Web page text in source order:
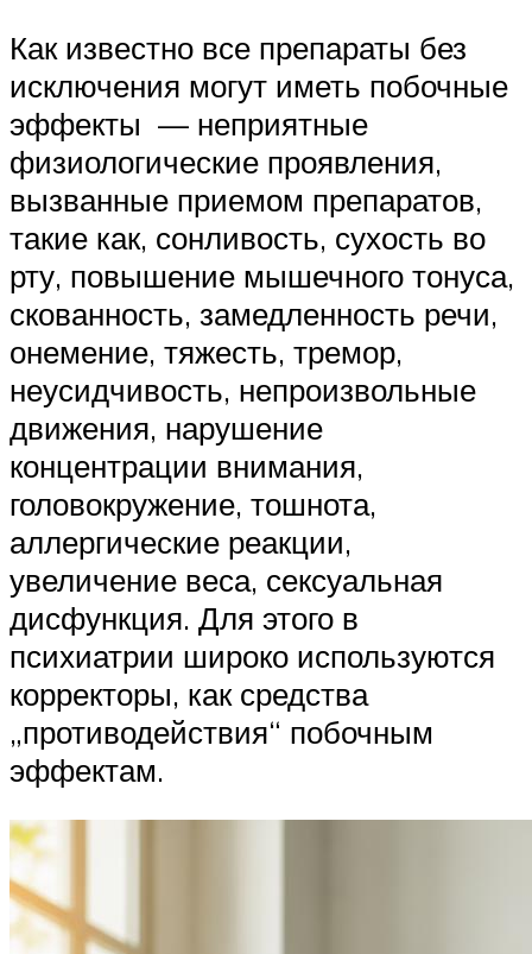
Как известно все препараты без
исключения могут иметь побочные
эффекты — неприятные
физиологические проявления,
вызванные приемом препаратов,
такие как, сонливость, сухость во
рту, повышение мышечного тонуса,
скованность, замедленность речи,
онемение, тяжесть, тремор,
неусидчивость, непроизвольные
движения, нарушение
концентрации внимания,
головокружение, тошнота,
аллергические реакции,
увеличение веса, сексуальная
дисфункция. Для этого в
психиатрии широко используются
корректоры, как средства
„противодействия“ побочным
эффектам.